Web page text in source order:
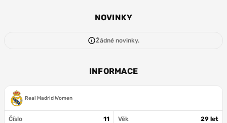
NOVINKY
Žádné novinky.
INFORMACE
Real Madrid Women
Číslo 11 Věk 29 let